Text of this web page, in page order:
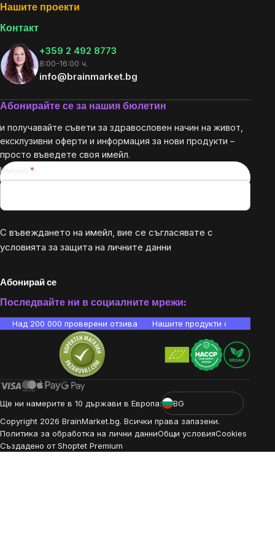
Нашите проекти
Контакт
+359 2 492 8773
8:00-16:00 ч.
info@brainmarket.bg
Абонирайте се за нашия бюлетин
и получавайте съвети за здравословен начин на живот,
ексклузивни оферти и информация за нови продукти –
просто въведете своя имейл.
Имейл
С въвеждането на имейл, вие се съгласявате с
условията за защита на личните данни
Абонирай се
Последвайте ни в социалните мрежи:
Над 200 000 проверени отзива Нашите продукти са
Ще ни намерите в 10 държави в Европа:
BG
Copyright 2026 BrainMarket.bg. Всички права запазени.
Политика за обработка на лични данниОбщи условияCookies
Създадено от Shoptet Premium